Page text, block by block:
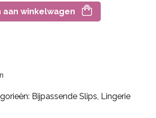
aan winkelwagen
Bijpassende Slips, Lingerie